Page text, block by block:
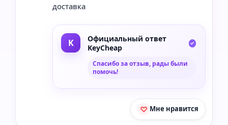
доставка
Официальный ответ
KeyCheap
Спасибо за отзыв, рады были
помочь!
Мне нравится